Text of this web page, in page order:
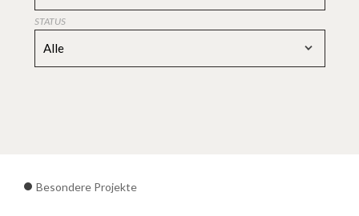
STATUS
Alle
Besondere Projekte